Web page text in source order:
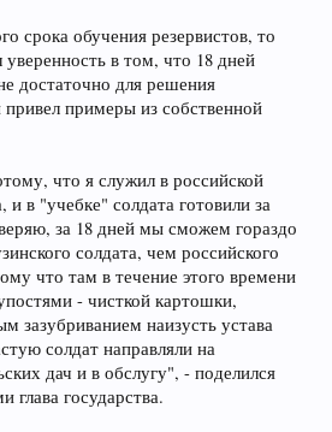
срока обучения резервистов, то
в том, что 18 дней
достаточно для решения
привел примеры из собственной
что я служил в российской
и в "учебке" солдата готовили за
за 18 дней мы сможем гораздо
солдата, чем российского
что там в течение этого времени
- чисткой картошки,
зазубриванием наизусть устава
солдат направляли на
дач и в обслугу", - поделился
глава государства.